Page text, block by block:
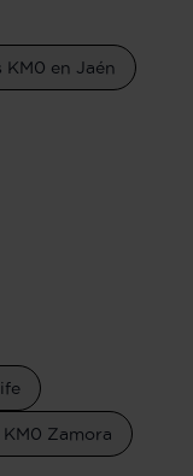
KM0 en Jaén
KM0 Zamora